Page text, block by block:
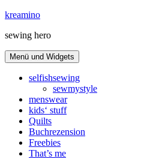
Zum
springen
kreamino
sewing hero
Menü und Widgets
selfishsewing
sewmystyle
menswear
kids‘ stuff
Quilts
Buchrezension
Freebies
That’s me